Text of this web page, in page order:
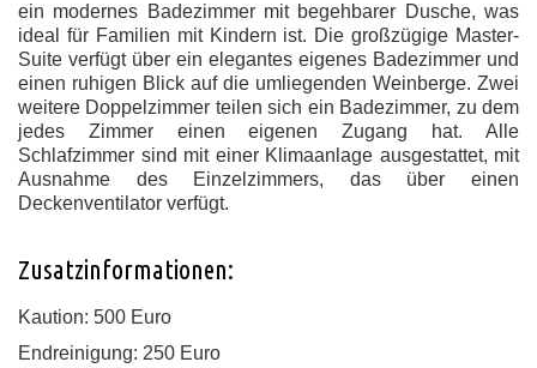
ein modernes Badezimmer mit begehbarer Dusche, was
ideal für Familien mit Kindern ist. Die großzügige Master-
Suite verfügt über ein elegantes eigenes Badezimmer und
einen ruhigen Blick auf die umliegenden Weinberge. Zwei
weitere Doppelzimmer teilen sich ein Badezimmer, zu dem
jedes Zimmer einen eigenen Zugang hat. Alle
Schlafzimmer sind mit einer Klimaanlage ausgestattet, mit
Ausnahme des Einzelzimmers, das über einen
Deckenventilator verfügt.
Zusatzinformationen:
Kaution: 500 Euro
Endreinigung: 250 Euro